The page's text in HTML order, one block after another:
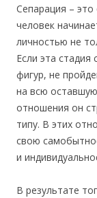
Сепарация –
человек
личностью не
Если эта
фигур, не
на всю
отношения он
типу. В этих
свою
и
В результате